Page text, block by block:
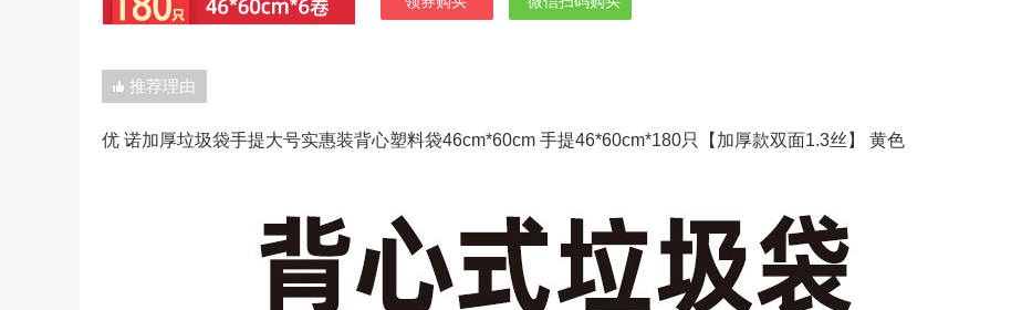
推荐理由
优 诺加厚垃圾袋手提大号实惠装背心塑料袋46cm*60cm 手提46*60cm*180只【加厚款双面1.3丝】 黄色